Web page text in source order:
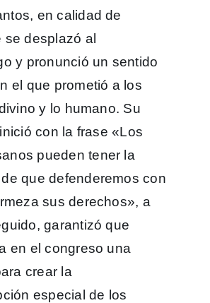
en calidad de
se desplazó al
y pronunció un sentido
el que prometió a los
y lo humano. Su
con la frase «Los
pueden tener la
que defenderemos con
sus derechos», a
garantizó que
en el congreso una
crear la
especial de los